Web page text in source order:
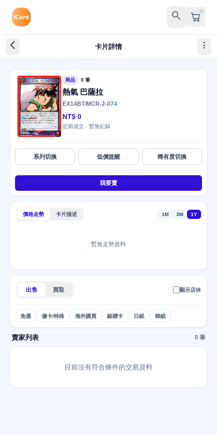
search
arrow_back_ios_new 卡片詳情 more_vert
商品 0 筆
熱氣 巴薩拉
EX14BT/MCR-2-074
NT$ 0
近期成交：暫無紀錄
系列切換 低價提醒 稀有度切換
我要賣
價格走勢 卡片描述 1M 3M 1Y
暫無走勢資料
出售 買取 顯示店休
免運 傷卡/特殊 海外購買 銀聯卡 日紙 韓紙
賣家列表 0 筆
目前沒有符合條件的交易資料